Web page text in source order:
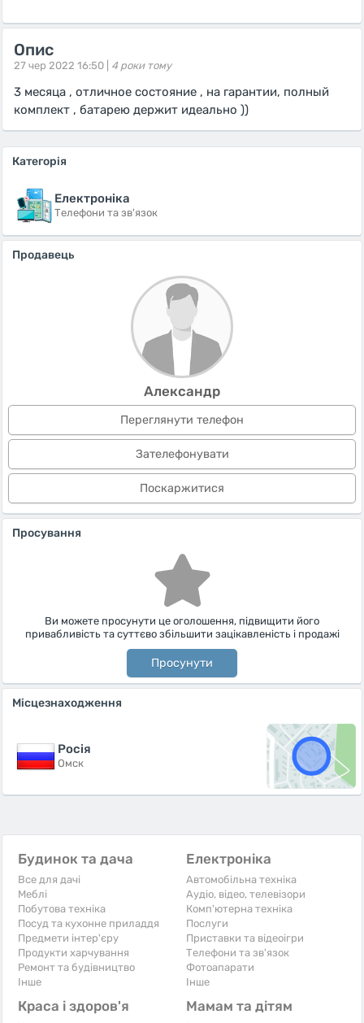
Опис
27 чер 2022 16:50 | 4 роки тому
3 месяца , отличное состояние , на гарантии, полный
комплект , батарею держит идеально ))
Категорія
Електроніка
Телефони та зв'язок
Продавець
Александр
Переглянути телефон
Зателефонувати
Поскаржитися
Просування
Ви можете просунути це оголошення, підвищити його
привабливість та суттєво збільшити зацікавленість і продажі
Просунути
Місцезнаходження
Росiя
Омск
Будинок та дача
Все для дачі
Меблі
Побутова техніка
Посуд та кухонне приладдя
Предмети інтер'єру
Продукти харчування
Ремонт та будівництво
Iнше
Електроніка
Автомобільна техніка
Аудіо, відео, телевізори
Комп'ютерна техніка
Послуги
Приставки та відеоігри
Телефони та зв'язок
Фотоапарати
Iнше
Краса і здоров'я Мамам та дітям